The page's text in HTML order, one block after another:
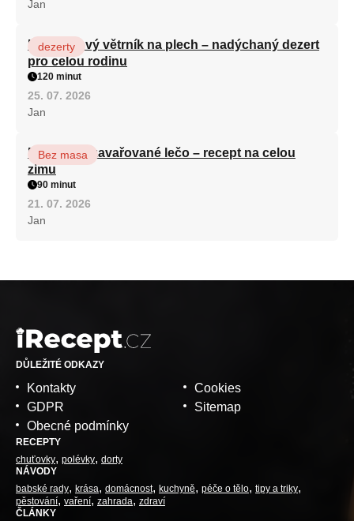
Jan
Karamelový větrník na plech – nadýchaný dezert
pro celou rodinu
dezerty
120 minut
25. 07. 2026
Jan
Babiččino zavařované lečo – recept na celou
zimu
Bez masa
90 minut
21. 07. 2026
Jan
DŮLEŽITÉ ODKAZY
Kontakty
GDPR
Obecné podmínky
Cookies
Sitemap
RECEPTY
chuťovky polévky dorty
NÁVODY
babské rady
krása domácnost kuchyně péče o tělo tipy a triky
pěstování vaření zahrada zdraví
ČLÁNKY